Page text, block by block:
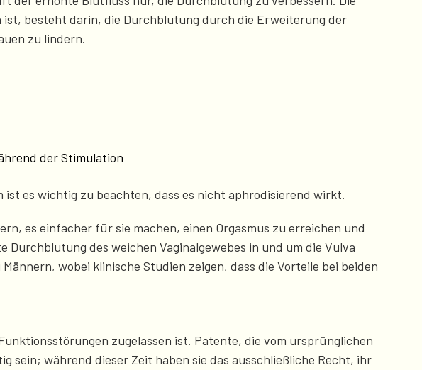
besteht darin, die Durchblutung durch die Erweiterung der
zu lindern.
der Stimulation
es wichtig zu beachten, dass es nicht aphrodisierend wirkt.
es einfacher für sie machen, einen Orgasmus zu erreichen und
des weichen Vaginalgewebes in und um die Vulva
wobei klinische Studien zeigen, dass die Vorteile bei beiden
zugelassen ist. Patente, die vom ursprünglichen
sein; während dieser Zeit haben sie das ausschließliche Recht, ihr